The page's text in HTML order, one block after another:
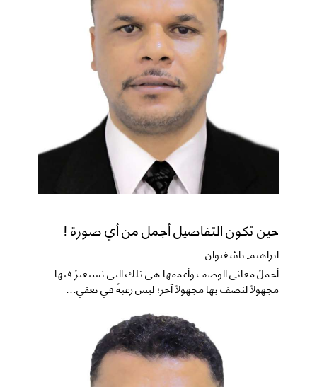
حين تكون التفاصيل أجمل من أي صورة !
ابراهيم باشغيوان
​أجملُ معاني الوصف وأعمقها هي تلك التي نستعيرُ فيها
مجهولاً لنصفَ بها مجهولاً آخر؛ ليس رغبةً في تعقي...